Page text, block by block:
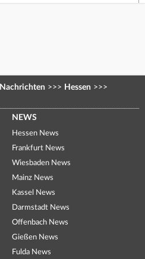
Nachrichten >>> Hessen >>>
NEWS
Hessen News
Frankfurt News
Wiesbaden News
Mainz News
Kassel News
Darmstadt News
Offenbach News
Gießen News
Fulda News